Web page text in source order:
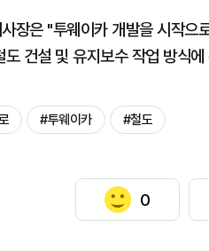
장은 "투웨이카 개발을 시작으
건설 및 유지보수 작업 방식
#투웨이카 #철도
0